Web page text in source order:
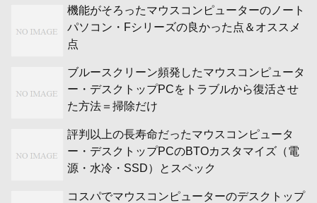
機能がそろったマウスコンピューターのノート
パソコン・Fシリーズの良かった点＆オススメ
点
ブルースクリーン頻発したマウスコンピュータ
ー・デスクトップPCをトラブルから復活させ
た方法＝掃除だけ
評判以上の長寿命だったマウスコンピュータ
ー・デスクトップPCのBTOカスタマイズ（電
源・水冷・SSD）とスペック
コスパでマウスコンピューターのデスクトップ